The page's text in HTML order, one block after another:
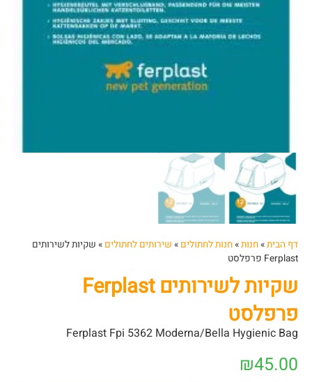
דף הבית»חנות»חנות לחתולים » שירותים לחתולים » שקיות לשירותים
Ferplast פרפלסט
שקיות לשירותים Ferplast
פרפלסט
Ferplast Fpi 5362 Moderna/Bella Hygienic Bag
₪45.00